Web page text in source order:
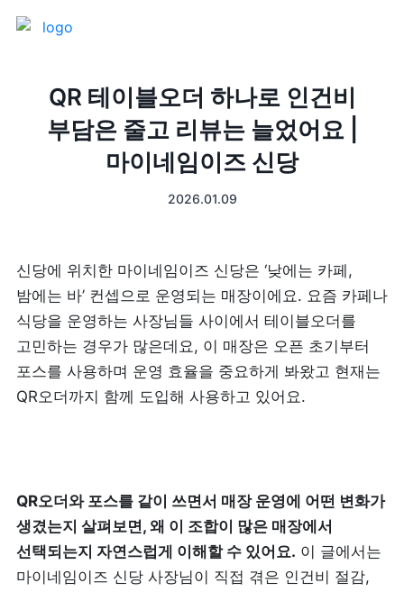
프론트
고객관리
매출 장부
키오스크
픽업주문
테이블주문
음식점
카페・베이커리
도소매
도・소매업
QR 테이블오더 하나로 인건비
부담은 줄고 리뷰는 늘었어요 |
마이네임이즈 신당
2026.01.09
신당에 위치한 마이네임이즈 신당은 ‘낮에는 카페,
밤에는 바’ 컨셉으로 운영되는 매장이에요. 요즘 카페나
식당을 운영하는 사장님들 사이에서 테이블오더를
고민하는 경우가 많은데요, 이 매장은 오픈 초기부터
포스를 사용하며 운영 효율을 중요하게 봐왔고 현재는
QR오더까지 함께 도입해 사용하고 있어요.
QR오더와 포스를 같이 쓰면서 매장 운영에 어떤 변화가
생겼는지 살펴보면, 왜 이 조합이 많은 매장에서
선택되는지 자연스럽게 이해할 수 있어요. 이 글에서는
마이네임이즈 신당 사장님이 직접 겪은 인건비 절감,